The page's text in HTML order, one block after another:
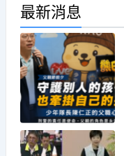
最新消息